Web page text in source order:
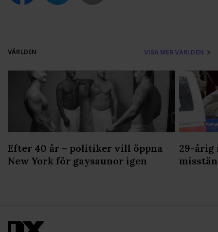
VÄRLDEN VISA MER VÄRLDEN
Efter 40 år – politiker vill öppna
New York för gaysaunor igen
29-årig